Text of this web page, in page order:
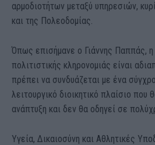
αρμοδιοτήτων μεταξύ υπηρεσιών,
και της Πολεοδομίας.
Όπως επισήμανε ο Γιάννης Παππάς,
πολιτιστικής κληρονομιάς είναι
πρέπει να συνδυάζεται με ένα
λειτουργικό διοικητικό πλαίσιο που
ανάπτυξη και δεν θα οδηγεί σε
Υγεία, Δικαιοσύνη και Αθλητικές